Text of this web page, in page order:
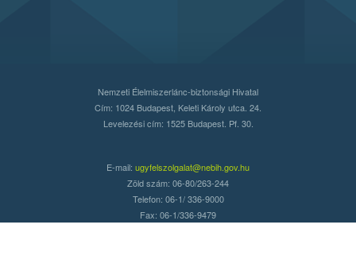
Nemzeti Élelmiszerlánc-biztonsági Hivatal
Cím: 1024 Budapest, Keleti Károly utca. 24.
Levelezési cím: 1525 Budapest. Pf. 30.
E-mail: ugyfelszolgalat@nebih.gov.hu
Zöld szám: 06-80/263-244
Telefon: 06-1/ 336-9000
Fax: 06-1/336-9479